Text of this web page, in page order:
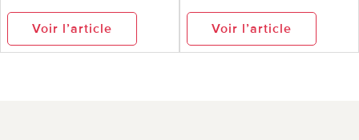
Voir l’article Voir l’article